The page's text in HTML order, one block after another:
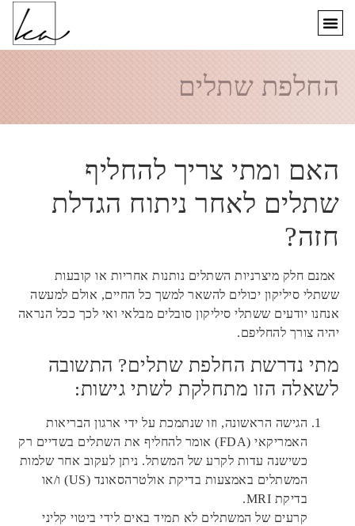
החלפת שתלים
האם ומתי צריך להחליף
שתלים לאחר ניתוח הגדלת
חזה?
אמנם חלק מיצרניות השתלים נותנות אחריות או קובעות
ששתלי סיליקון יכולים להשאר למשך כל החיים, אולם למעשה
אנחנו יודעים ששתלי סיליקון סובלים מבלאי ואי לכך ככל הנראה
יהיה צורך להחליפם.
מתי נדרשת החלפת שתלים? התשובה
לשאלה הזו מתחלקת לשתי גישות:
הגישה הראשונה, וזו שנתמכת על ידי ארגון הבריאות
האמריקאי (FDA) אומר להחליף את השתלים בשדיים רק
כשישנה עדות לקרע של המשתל. ניתן לעקוב אחר שלמות
המשתלים באמצעות בדיקת אולטרהסאונד (US) ו/או
בדיקת MRI.
קרעים של המשתלים לא תמיד באים לידי ביטוי קליני